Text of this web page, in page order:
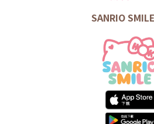
SANRIO